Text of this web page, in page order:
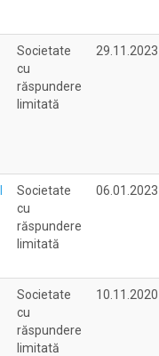
Societate
cu
răspundere
limitată
29.11.2023
Societate
cu
răspundere
limitată
06.01.2023
Societate
cu
răspundere
limitată
10.11.2020